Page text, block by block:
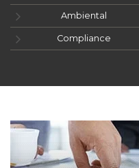
Ambiental
Compliance